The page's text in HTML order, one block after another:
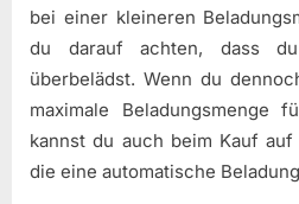
bei einer kleineren
du darauf achten, dass
überbelädst. Wenn du
maximale Beladungsmenge
kannst du auch beim Kauf
die eine automatische